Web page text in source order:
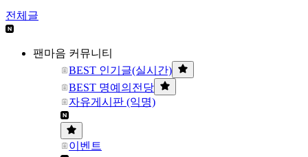
전체글
팬마음 커뮤니티
BEST 인기글(실시간)
BEST 명예의전당
자유게시판 (익명)
이벤트